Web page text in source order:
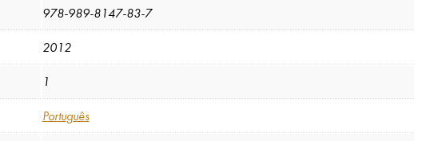
978-989-8147-83-7
2012
1
Português